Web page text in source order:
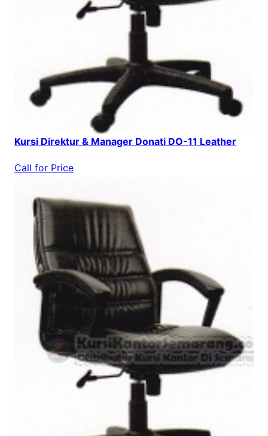
Kursi Direktur & Manager Donati DO-11 Leather
Call for Price